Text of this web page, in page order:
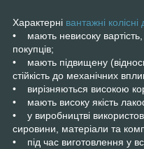
Характерні вантажні
• мають невисоку
покупців;
• мають підвищену
стійкість до механічних
• вирізняються високою
• мають високу якість
• у виробництві
сировини, матеріали та
• під час виготовлення у